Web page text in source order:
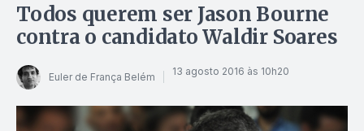
Todos querem ser Jason Bourne
contra o candidato Waldir Soares
Euler de França Belém 13 agosto 2016 às 10h20